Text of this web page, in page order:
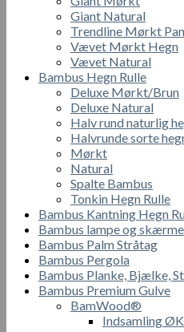
Giant Natural
Trendline Mørkt
Vævet Mørkt Hegn
Vævet Natural
Bambus Hegn Rulle
Deluxe Mørkt/Brun
Deluxe Natural
Halv rund naturlig
Halvrunde sorte
Mørkt
Natural
Spalte Bambus
Tonkin Hegn Rulle
Bambus Kantning Hegn
Bambus lampe og skærme
Bambus Palm Stråtag
Bambus Pergola
Bambus Planke, Bjælke,
Bambus Premium Gulve
BamWood®
Indsamling